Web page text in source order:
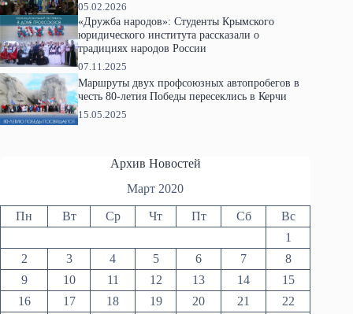
05.02.2026
«Дружба народов»: Студенты Крымского
юридического института рассказали о
традициях народов России
07.11.2025
Маршруты двух профсоюзных автопробегов в
честь 80-летия Победы пересеклись в Керчи
15.05.2025
Архив Новостей
Март 2020
Пн Вт Ср Чт Пт Сб
Вс
1
2
3 4 5 6 7
8
9
10 11 12 13 14
15
16
17 18 19 20 21
22